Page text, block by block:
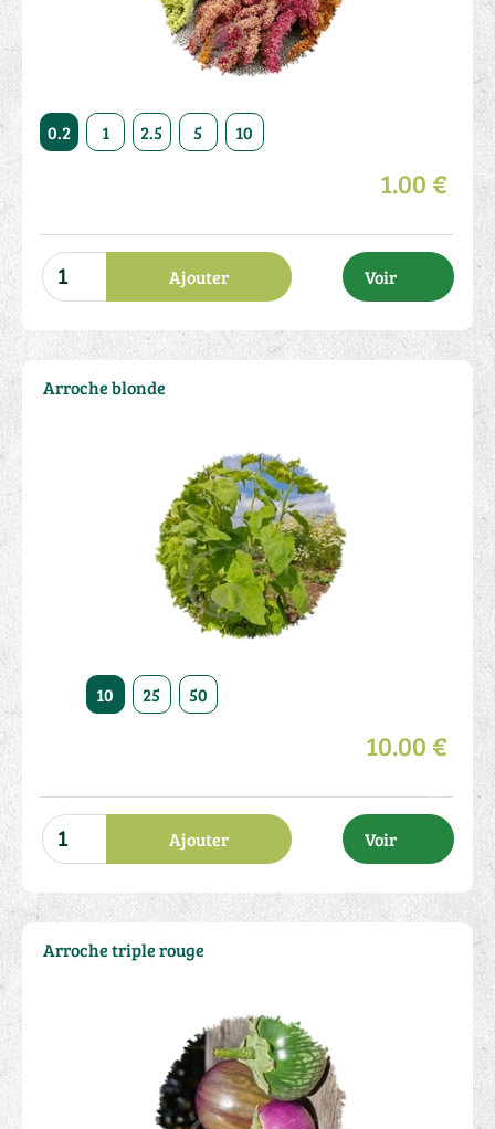
0.2 1 2.5 5 10
1.00 €
Ajouter Voir
10 25 50
10.00 €
Ajouter Voir
Arroche blonde
Arroche triple rouge